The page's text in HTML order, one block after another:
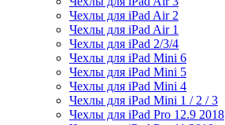
Чехлы для iPad Air 2
Чехлы для iPad Air 1
Чехлы для iPad 2/3/4
Чехлы для iPad Mini 6
Чехлы для iPad Mini 5
Чехлы для iPad Mini 4
Чехлы для iPad Mini 1 / 2 / 3
Чехлы для iPad Pro 12.9 2018